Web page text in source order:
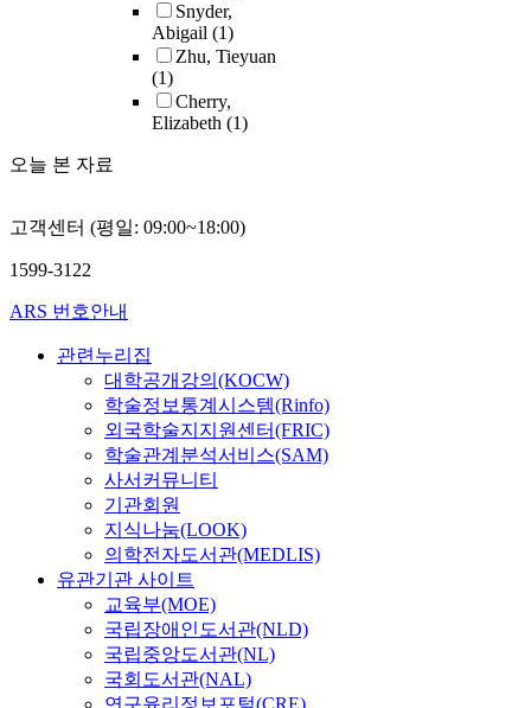
Snyder,
Abigail (1)
Zhu, Tieyuan
(1)
Cherry,
Elizabeth (1)
오늘 본 자료
고객센터 (평일: 09:00~18:00)
1599-3122
ARS 번호안내
관련누리집
대학공개강의(KOCW)
학술정보통계시스템(Rinfo)
외국학술지지원센터(FRIC)
학술관계분석서비스(SAM)
사서커뮤니티
기관회원
지식나눔(LOOK)
의학전자도서관(MEDLIS)
유관기관 사이트
교육부(MOE)
국립장애인도서관(NLD)
국립중앙도서관(NL)
국회도서관(NAL)